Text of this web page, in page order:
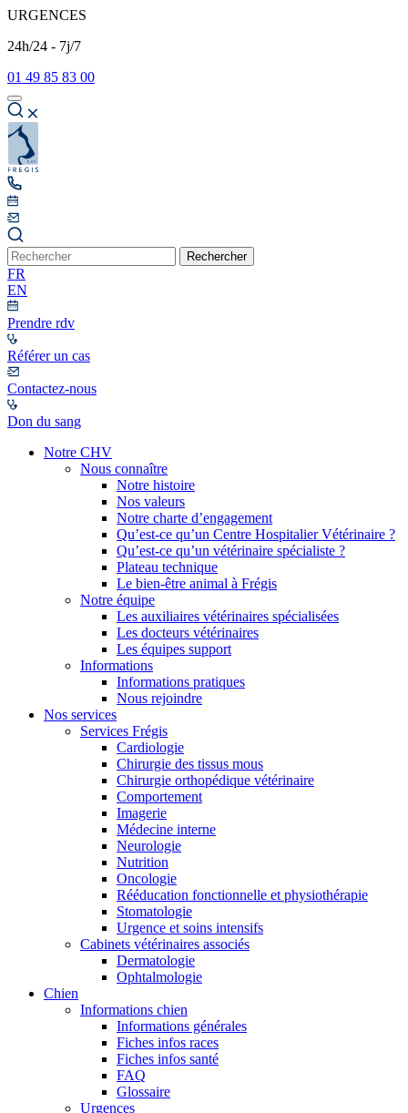
URGENCES
24h/24 - 7j/7
01 49 85 83 00
Rechercher
FR
EN
Prendre rdv
Référer un cas
Contactez-nous
Don du sang
Notre CHV
Nous connaître
Notre histoire
Nos valeurs
Notre charte d’engagement
Qu’est-ce qu’un Centre Hospitalier Vétérinaire ?
Qu’est-ce qu’un vétérinaire spécialiste ?
Plateau technique
Le bien-être animal à Frégis
Notre équipe
Les auxiliaires vétérinaires spécialisées
Les docteurs vétérinaires
Les équipes support
Informations
Informations pratiques
Nous rejoindre
Nos services
Services Frégis
Cardiologie
Chirurgie des tissus mous
Chirurgie orthopédique vétérinaire
Comportement
Imagerie
Médecine interne
Neurologie
Nutrition
Oncologie
Rééducation fonctionnelle et physiothérapie
Stomatologie
Urgence et soins intensifs
Cabinets vétérinaires associés
Dermatologie
Ophtalmologie
Chien
Informations chien
Informations générales
Fiches infos races
Fiches infos santé
FAQ
Glossaire
Urgences